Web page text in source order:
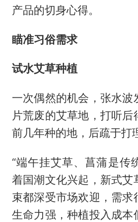
产品的切身心得。
瞄准习俗需求
试水艾草种植
一次偶然的机会，张水波
片荒废的艾草地，打听后
前几年种的地，后疏于打
“端午挂艾草、菖蒲是传
着国潮文化兴起，新式艾
束都深受市场欢迎，需求
生命力强，种植投入成本